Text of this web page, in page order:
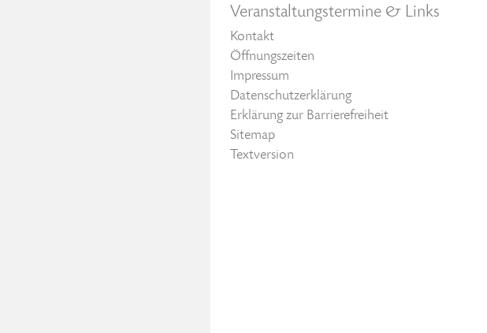
Veranstaltungstermine & Links
Kontakt
Öffnungszeiten
Impressum
Datenschutzerklärung
Erklärung zur Barrierefreiheit
Sitemap
Textversion